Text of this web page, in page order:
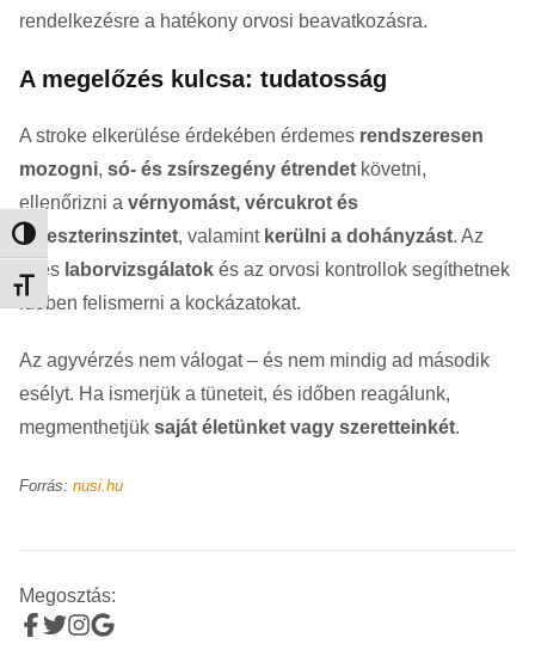
Nagy kontraszt váltása
Betűméret váltása
rendelkezésre a hatékony orvosi beavatkozásra.
A megelőzés kulcsa: tudatosság
A stroke elkerülése érdekében érdemes rendszeresen
mozogni, só- és zsírszegény étrendet követni,
ellenőrizni a vérnyomást, vércukrot és
koleszterinszintet, valamint kerülni a dohányzást. Az
éves laborvizsgálatok és az orvosi kontrollok segíthetnek
időben felismerni a kockázatokat.
Az agyvérzés nem válogat – és nem mindig ad második
esélyt. Ha ismerjük a tüneteit, és időben reagálunk,
megmenthetjük saját életünket vagy szeretteinkét.
Forrás: nusi.hu
Megosztás: